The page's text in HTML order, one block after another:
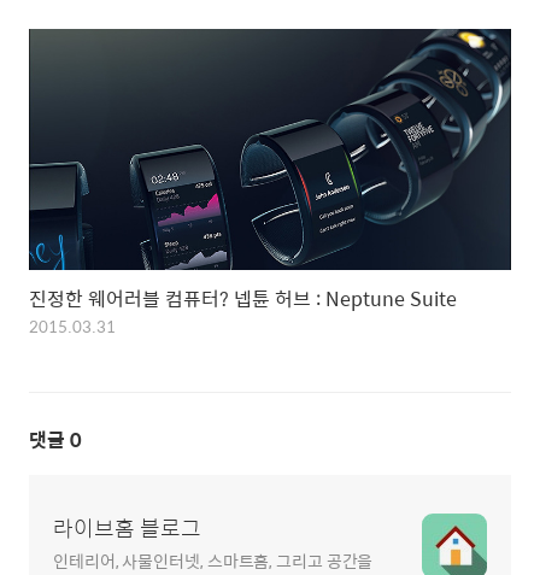
진정한 웨어러블 컴퓨터? 넵튠 허브 : Neptune Suite
2015.03.31
댓글 0
라이브홈 블로그
인테리어, 사물인터넷, 스마트홈, 그리고 공간을